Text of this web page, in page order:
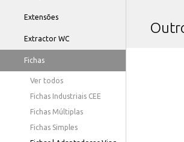
Extensões
Extractor WC
Fichas
Ver todos
Fichas Industriais CEE
Fichas Múltiplas
Fichas Simples